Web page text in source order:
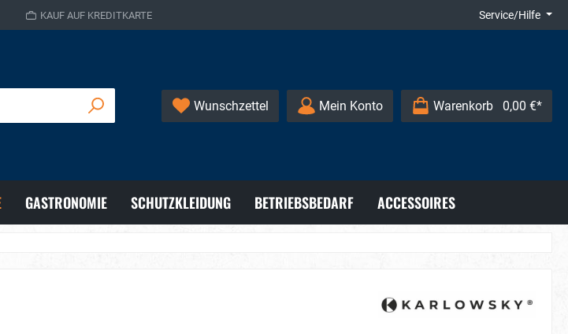
KAUF AUF KREDITKARTE Service/Hilfe
Wunschzettel Mein Konto Warenkorb 0,00 €*
GASTRONOMIE SCHUTZKLEIDUNG BETRIEBSBEDARF ACCESSOIRES